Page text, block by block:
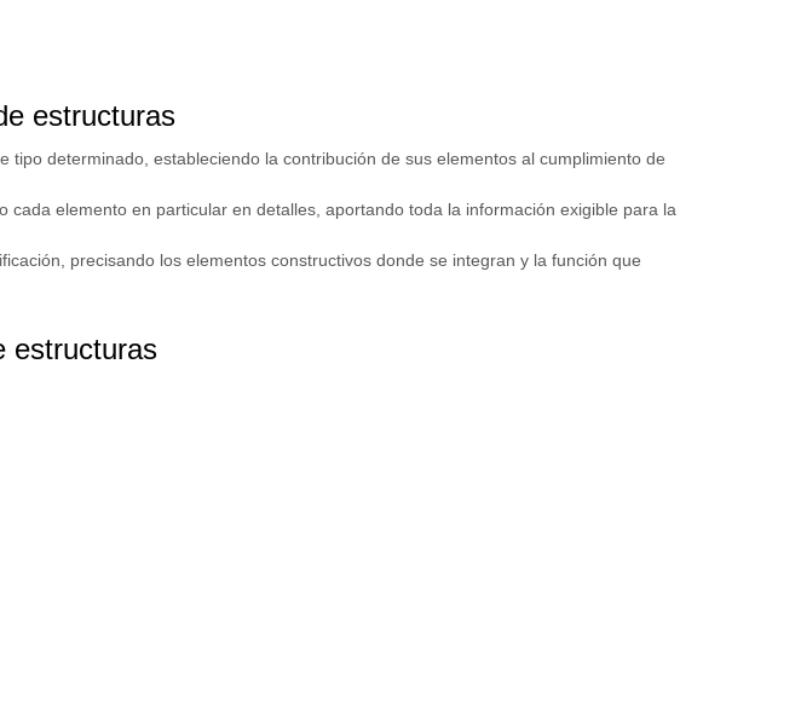
estructuras
determinado, estableciendo la contribución de sus elementos al cumplimiento de
elemento en particular en detalles, aportando toda la información exigible para la
precisando los elementos constructivos donde se integran y la función que
estructuras